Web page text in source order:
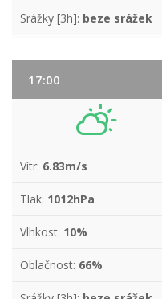
Srážky [3h]: beze srážek
17:00
Vítr: 6.83m/s
Tlak: 1012hPa
Vlhkost: 10%
Oblačnost: 66%